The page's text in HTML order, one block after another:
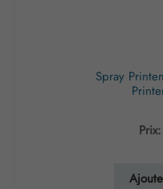
Spray
Prix: